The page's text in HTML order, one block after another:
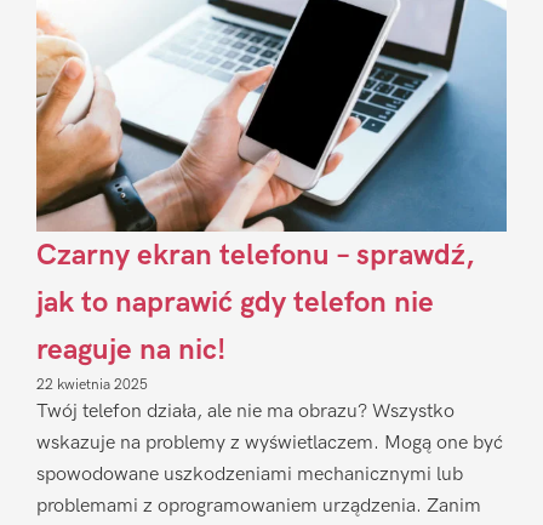
Czarny ekran telefonu – sprawdź,
jak to naprawić gdy telefon nie
reaguje na nic!
22 kwietnia 2025
Twój telefon działa, ale nie ma obrazu? Wszystko
wskazuje na problemy z wyświetlaczem. Mogą one być
spowodowane uszkodzeniami mechanicznymi lub
problemami z oprogramowaniem urządzenia. Zanim